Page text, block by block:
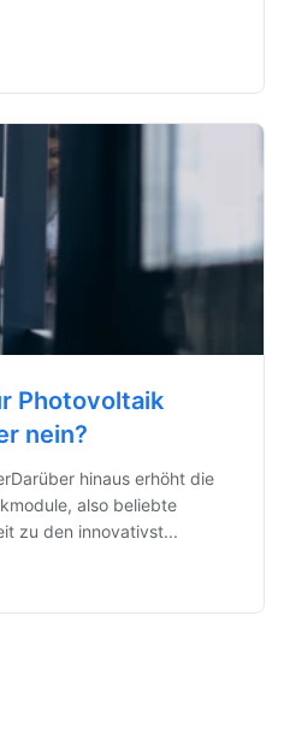
Photovoltaik
nein?
hinaus erhöht die
also beliebte
zu den innovativst...